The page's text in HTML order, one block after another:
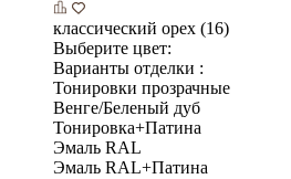
классический орех (16)
Выберите цвет:
Варианты отделки :
Тонировки прозрачные
Венге/Беленый дуб
Тонировка+Патина
Эмаль RAL
Эмаль RAL+Патина